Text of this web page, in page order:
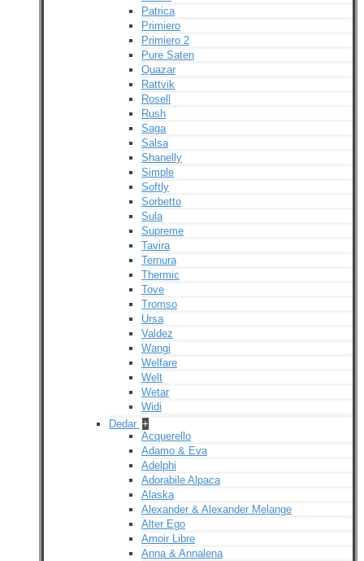
Patrica
Primiero
Primiero 2
Pure Saten
Quazar
Rattvik
Rosell
Rush
Saga
Salsa
Shanelly
Simple
Softly
Sorbetto
Sula
Supreme
Tavira
Ternura
Thermic
Tove
Tromso
Ursa
Valdez
Wangi
Welfare
Welt
Wetar
Widi
Dedar +
Acquerello
Adamo & Eva
Adelphi
Adorabile Alpaca
Alaska
Alexander & Alexander Melange
Alter Ego
Amoir Libre
Anna & Annalena